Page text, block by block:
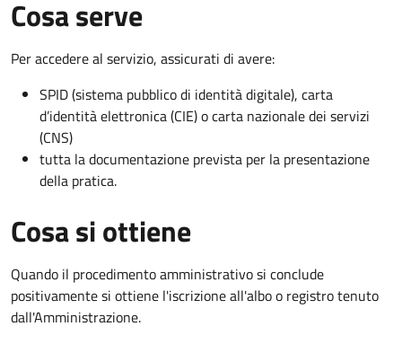
Cosa serve
Per accedere al servizio, assicurati di avere:
SPID (sistema pubblico di identità digitale), carta
d’identità elettronica (CIE) o carta nazionale dei servizi
(CNS)
tutta la documentazione prevista per la presentazione
della pratica.
Cosa si ottiene
Quando il procedimento amministrativo si conclude
positivamente si ottiene l'iscrizione all'albo o registro tenuto
dall'Amministrazione.